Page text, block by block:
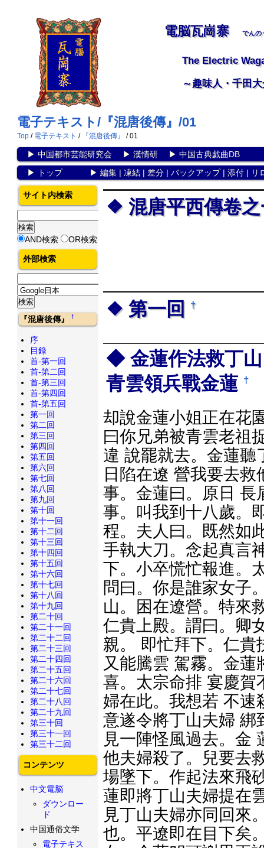
電脳瓦崗寨 でんの
The Electric
～趣味人・千田
電子テキスト/『混唐後傳』/01
Top / 電子テキスト / 『混唐後傳』 / 01
▶ 中国都市芸能研究会▶ 漢情研▶ 中国古典戯曲DB
▶
トップ▶ 編集| 凍結| 差分| バックアップ| 添付| リ
混唐平西傳卷
第一回 †
金蓮作法救丁山
青雲領兵戰金蓮 †
却說金蓮小姐正在花
曰你兄弟被青雲老祖
違 說罷就去。金蓮聽
日陷在遼 營我要去
事。金蓮曰。原日 長
事。叫我到十八歲。
程。夫人曰。既然如
手執大刀。念起真言
下。小卒慌忙報進。
問曰。你是誰家女子
山。困在遼營。特來
仁貴上殿。謂曰。卿
親。 即忙拜下。仁貴
又能騰雲 駕霧。金
喜。太宗命排 宴慶賀
婦在此。我想若 不速
意遂令將丁山夫婦 綁
見一陣怪風過去。金
他夫婦殺了。兒要去
場墜下。作起法來飛
蓮即將丁山夫婦提在
見丁山夫婦亦同回來
也。平遼即在目下矣
サイト内検索
AND検索 OR検索
外部検索
『混唐後傳』†
序
目錄
首-第一回
首-第二回
首-第三回
首-第四回
首-第五回
第一回
第二回
第三回
第四回
第五回
第六回
第七回
第八回
第九回
第十回
第十一回
第十二回
第十三回
第十四回
第十五回
第十六回
第十七回
第十八回
第十九回
第二十回
第二十一回
第二十二回
第二十三回
第二十四回
第二十五回
第二十六回
第二十七回
第二十八回
第二十九回
第三十回
第三十一回
第三十二回
コンテンツ
中文電脳
ダウンロー
ド
中国通俗文学
電子テキス